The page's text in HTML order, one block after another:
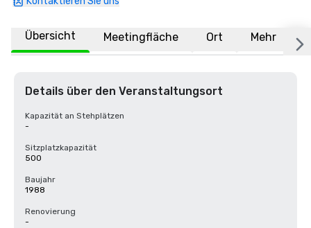
Übersicht Meetingfläche Ort Mehr
Details über den Veranstaltungsort
Kapazität an Stehplätzen
-
Sitzplatzkapazität
500
Baujahr
1988
Renovierung
-